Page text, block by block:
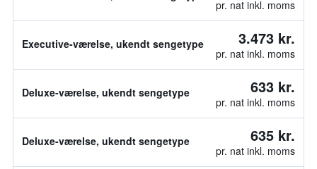
pr. nat inkl. moms
Executive-værelse, ukendt sengetype 3.473 kr.
pr. nat inkl. moms
Deluxe-værelse, ukendt sengetype 633 kr.
pr. nat inkl. moms
Deluxe-værelse, ukendt sengetype 635 kr.
pr. nat inkl. moms